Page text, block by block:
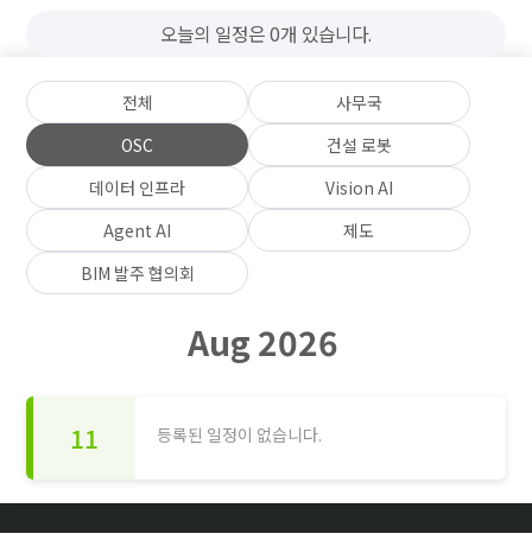
오늘의 일정은 0개 있습니다.
전체
사무국
OSC
건설 로봇
데이터 인프라
Vision AI
Agent AI
제도
BIM 발주 협의회
Aug 2026
11 등록된 일정이 없습니다.